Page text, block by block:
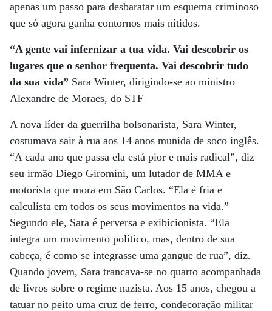
apenas um passo para desbaratar um esquema criminoso
que só agora ganha contornos mais nítidos.
“A gente vai infernizar a tua vida. Vai descobrir os
lugares que o senhor frequenta. Vai descobrir tudo
da sua vida” Sara Winter, dirigindo-se ao ministro
Alexandre de Moraes, do STF
A nova líder da guerrilha bolsonarista, Sara Winter,
costumava sair à rua aos 14 anos munida de soco inglês.
“A cada ano que passa ela está pior e mais radical”, diz
seu irmão Diego Giromini, um lutador de MMA e
motorista que mora em São Carlos. “Ela é fria e
calculista em todos os seus movimentos na vida.”
Segundo ele, Sara é perversa e exibicionista. “Ela
integra um movimento político, mas, dentro de sua
cabeça, é como se integrasse uma gangue de rua”, diz.
Quando jovem, Sara trancava-se no quarto acompanhada
de livros sobre o regime nazista. Aos 15 anos, chegou a
tatuar no peito uma cruz de ferro, condecoração militar